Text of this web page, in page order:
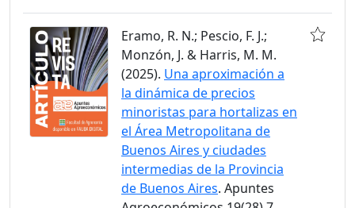
Eramo, R. N.; Pescio, F. J.;
Monzón, J. & Harris, M. M.
(2025). Una aproximación a
la dinámica de precios
minoristas para hortalizas en
el Área Metropolitana de
Buenos Aires y ciudades
intermedias de la Provincia
de Buenos Aires. Apuntes